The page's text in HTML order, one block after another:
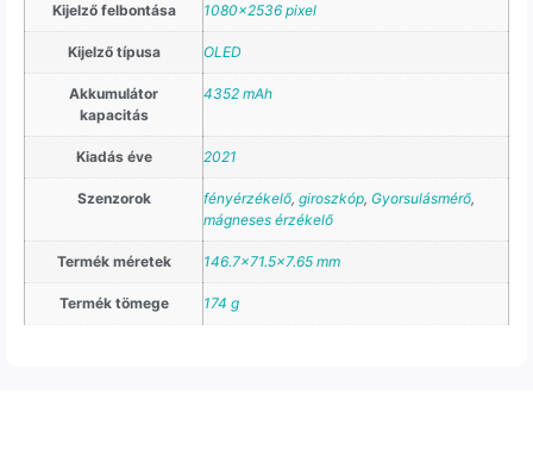
Kijelző felbontása 1080×2536 pixel
Kijelző típusa OLED
Akkumulátor
kapacitás
4352 mAh
Kiadás éve 2021
Szenzorok fényérzékelő, giroszkóp, Gyorsulásmérő,
mágneses érzékelő
Termék méretek 146.7×71.5×7.65 mm
Termék tömege 174 g